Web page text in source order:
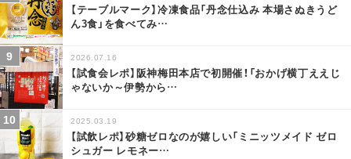
【テーブルマーク】冷凍食品「丹念仕込み 本場さぬきうど
ん3食」を食べてみ…
2026.07.16
【試食会レポ】阪神梅田本店で初開催！「おかげ横丁ええじ
ゃないか～伊勢から…
2025.03.19
【試飲レポ】砂糖ゼロなのが嬉しい「ミニッツメイド ゼロ
シュガー レモネー…